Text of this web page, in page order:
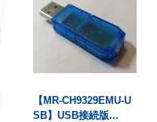
【MR-CH9329EMU-U
SB】USB接続版...